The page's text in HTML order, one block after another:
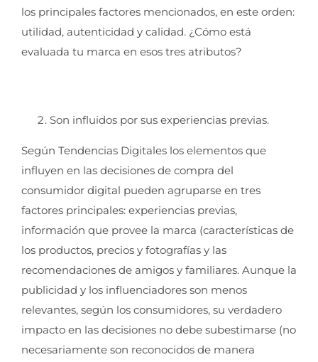
los principales factores mencionados, en este orden:
utilidad, autenticidad y calidad. ¿Cómo está
evaluada tu marca en esos tres atributos?
Son influidos por sus experiencias previas.
Según Tendencias Digitales los elementos que
influyen en las decisiones de compra del
consumidor digital pueden agruparse en tres
factores principales: experiencias previas,
información que provee la marca (características de
los productos, precios y fotografías y las
recomendaciones de amigos y familiares. Aunque la
publicidad y los influenciadores son menos
relevantes, según los consumidores, su verdadero
impacto en las decisiones no debe subestimarse (no
necesariamente son reconocidos de manera